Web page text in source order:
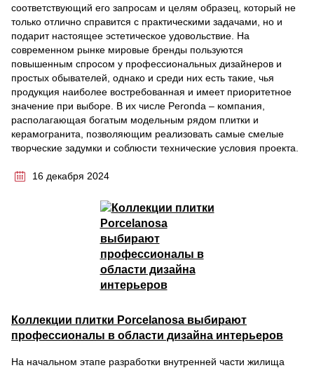
соответствующий его запросам и целям образец, который не
только отлично справится с практическими задачами, но и
подарит настоящее эстетическое удовольствие. На
современном рынке мировые бренды пользуются
повышенным спросом у профессиональных дизайнеров и
простых обывателей, однако и среди них есть такие, чья
продукция наиболее востребованная и имеет приоритетное
значение при выборе. В их числе Peronda – компания,
располагающая богатым модельным рядом плитки и
керамогранита, позволяющим реализовать самые смелые
творческие задумки и соблюсти технические условия проекта.
16 декабря 2024
Коллекции плитки Porcelanosa выбирают
профессионалы в области дизайна интерьеров
На начальном этапе разработки внутренней части жилища